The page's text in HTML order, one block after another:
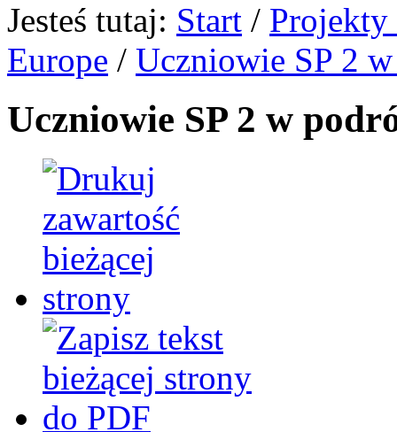
Jesteś tutaj: Start / Projekty
Europe / Uczniowie SP 2
Uczniowie SP 2 w